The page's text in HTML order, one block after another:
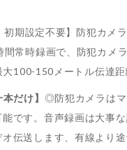
初期設定不要】防犯カメ
常時録画で、防犯カメ
100-150メートル伝達
だけ】 ◎防犯カメラはマ
です。音声録画は大事
伝送します、有線より